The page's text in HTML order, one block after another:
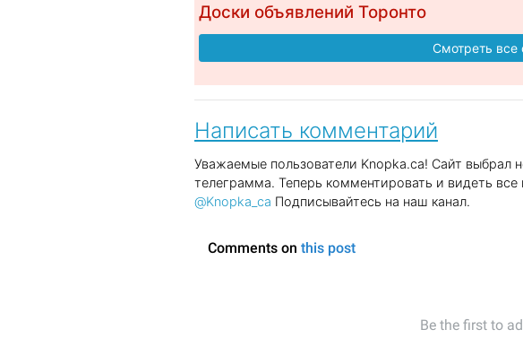
Доски объявлений Торонто
Смотреть все
Написать комментарий
Уважаемые пользователи Knopka.ca! Сайт выбрал
телеграмма. Теперь комментировать и видеть
@Knopka_ca Подписывайтесь на наш канал.